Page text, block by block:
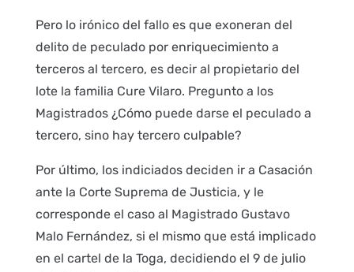
Pero lo irónico del fallo es que exoneran del
delito de peculado por enriquecimiento a
terceros al tercero, es decir al propietario del
lote la familia Cure Vilaro. Pregunto a los
Magistrados ¿Cómo puede darse el peculado a
tercero, sino hay tercero culpable?
Por último, los indiciados deciden ir a Casación
ante la Corte Suprema de Justicia, y le
corresponde el caso al Magistrado Gustavo
Malo Fernández, si el mismo que está implicado
en el cartel de la Toga, decidiendo el 9 de julio